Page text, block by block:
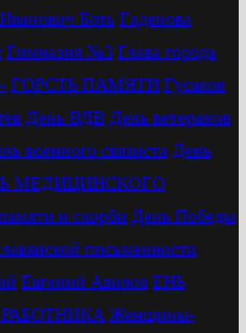
Боть Гаденова
Гимназия №3 Глава города
ГОРСТЬ ПАМЯТИ Гусаков
День ВДВ День ветеранов
военного связиста День
МЕДИЦИНСКОГО
и скорби День Победы
письменности
Евгений Авилов ЕНЬ
Женщины-